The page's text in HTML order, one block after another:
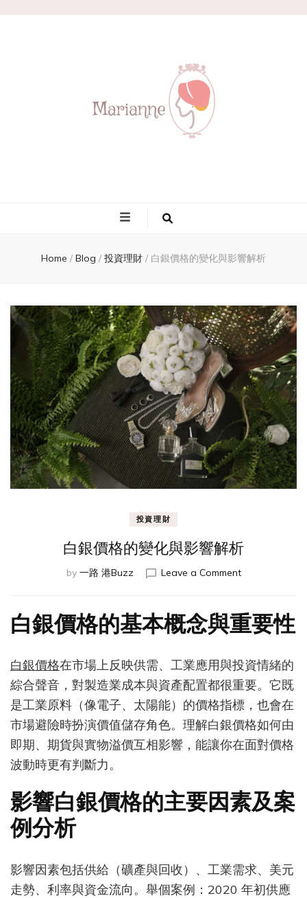
Marianne
Home / Blog / 投資理財 / 白銀價格的變化與影響解析
投資理財
白銀價格的變化與影響解析
by 一路 港Buzz Leave a Commenton
價
格
變
化
與
影
響
解
析
白銀價格的基本概念與重要性
白銀價格在市場上反映供需、工業應用與投資情緒的
綜合聲音，對製造業成本與資產配置都很重要。它既
是工業原料（像電子、太陽能）的價格指標，也會在
市場避險時扮演價值儲存角色。理解白銀價格如何由
即期、期貨與實物溢價互相影響，能讓你在面對價格
波動時更有判斷力。
影響白銀價格的主要因素及案
例分析
影響因素包括供給（礦產與回收）、工業需求、美元
走勢、利率與資金流向。舉個案例：2020 年初供應